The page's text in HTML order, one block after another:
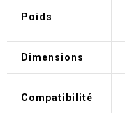
Poids
Dimensions
Compatibilité